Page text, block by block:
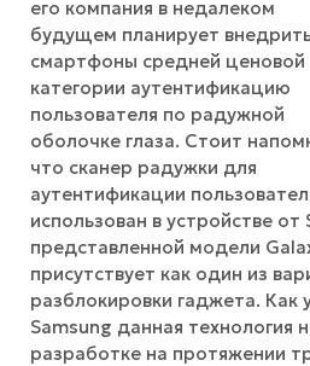
его компания в недалеком
будущем планирует
смартфоны средней ценовой
категории аутентификацию
пользователя по радужной
оболочке глаза. Стоит
что сканер радужки для
аутентификации
использован в устройстве
представленной модели
присутствует как один из
разблокировки гаджета. Как
Samsung данная технология
разработке на протяжении